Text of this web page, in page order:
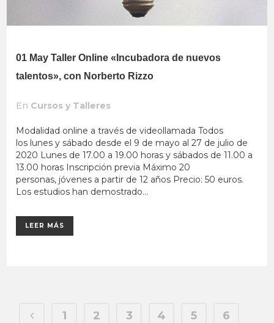
01 May Taller Online «Incubadora de nuevos
talentos», con Norberto Rizzo
En Cursos y Talleres
Modalidad online a través de videollamada Todos
los lunes y sábado desde el 9 de mayo al 27 de julio de
2020 Lunes de 17.00 a 19.00 horas y sábados de 11.00 a
13.00 horas Inscripción previa Máximo 20
personas, jóvenes a partir de 12 años Precio: 50 euros.
Los estudios han demostrado...
LEER MÁS
1 2 3 4 5
6